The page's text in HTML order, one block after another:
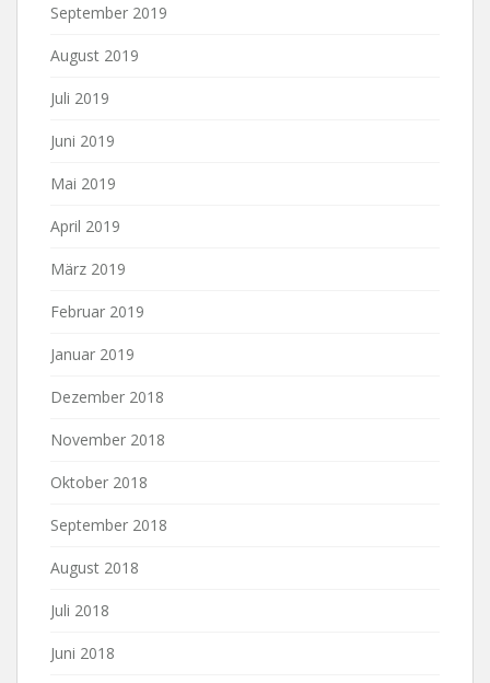
September 2019
August 2019
Juli 2019
Juni 2019
Mai 2019
April 2019
März 2019
Februar 2019
Januar 2019
Dezember 2018
November 2018
Oktober 2018
September 2018
August 2018
Juli 2018
Juni 2018